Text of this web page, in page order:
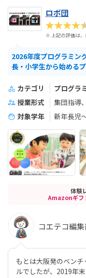
ロボ団
※ 上記の評価は、
2026年度プログラミン
長・小学生から始める
カテゴリ
プログラ
授業形式
集団指導
対象学年
新年長児
体験
Amazonギフ
コエテコ編
もとは大阪発のベン
ルでしたが、2019年